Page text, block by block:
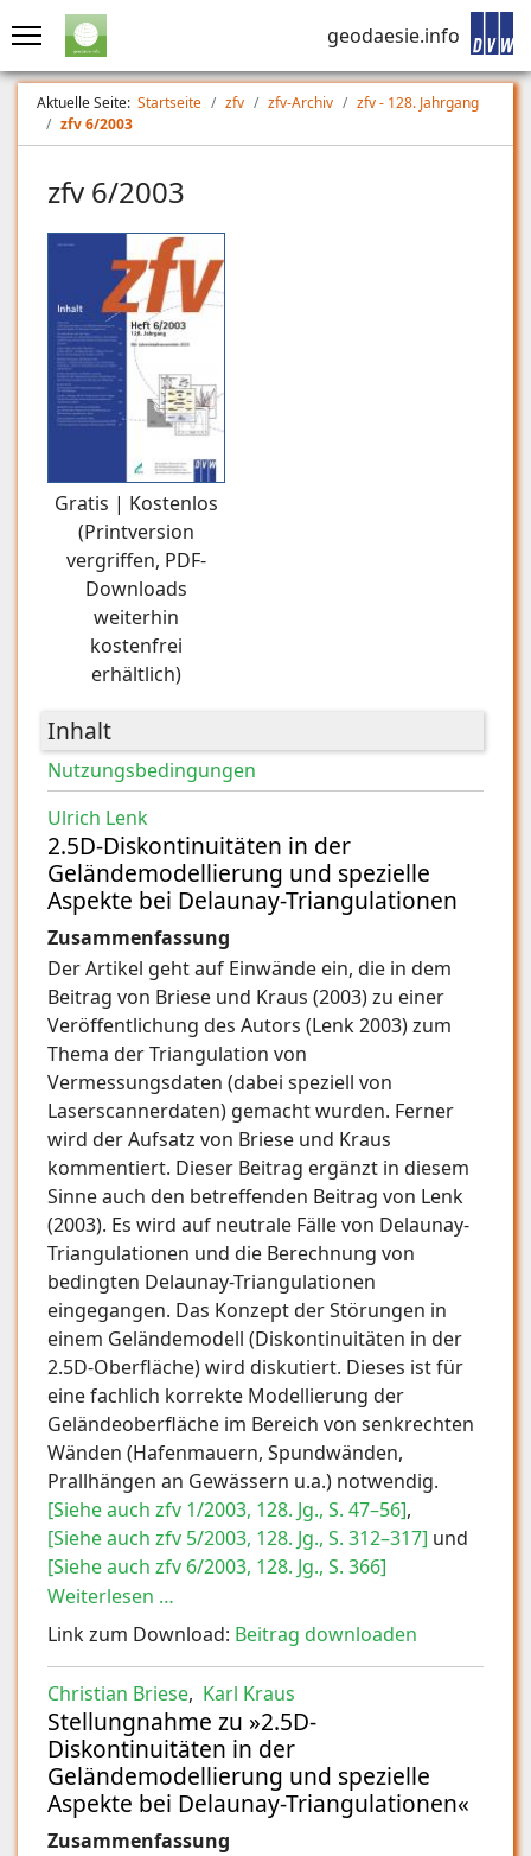
geodaesie.info
Aktuelle Seite: Startseite zfv zfv-Archiv
zfv - 128. Jahrgang
zfv 6/2003
zfv 6/2003
Gratis | Kostenlos
(Printversion
vergriffen, PDF-
Downloads
weiterhin
kostenfrei
erhältlich)
Inhalt
Nutzungsbedingungen
Ulrich Lenk
2.5D-Diskontinuitäten in der
Geländemodellierung und spezielle
Aspekte bei Delaunay-Triangulationen
Zusammenfassung
Der Artikel geht auf Einwände ein, die in dem
Beitrag von Briese und Kraus (2003) zu einer
Veröffentlichung des Autors (Lenk 2003) zum
Thema der Triangulation von
Vermessungsdaten (dabei speziell von
Laserscannerdaten) gemacht wurden. Ferner
wird der Aufsatz von Briese und Kraus
kommentiert. Dieser Beitrag ergänzt in diesem
Sinne auch den betreffenden Beitrag von Lenk
(2003). Es wird auf neutrale Fälle von Delaunay-
Triangulationen und die Berechnung von
bedingten Delaunay-Triangulationen
eingegangen. Das Konzept der Störungen in
einem Geländemodell (Diskontinuitäten in der
2.5D-Oberfläche) wird diskutiert. Dieses ist für
eine fachlich korrekte Modellierung der
Geländeoberfläche im Bereich von senkrechten
Wänden (Hafenmauern, Spundwänden,
Prallhängen an Gewässern u.a.) notwendig.
[Siehe auch zfv 1/2003, 128. Jg., S. 47–56],
[Siehe auch zfv 5/2003, 128. Jg., S. 312–317] und
[Siehe auch zfv 6/2003, 128. Jg., S. 366]
Weiterlesen …
Link zum Download: Beitrag downloaden
Christian Briese, Karl Kraus
Stellungnahme zu »2.5D-
Diskontinuitäten in der
Geländemodellierung und spezielle
Aspekte bei Delaunay-Triangulationen«
Zusammenfassung